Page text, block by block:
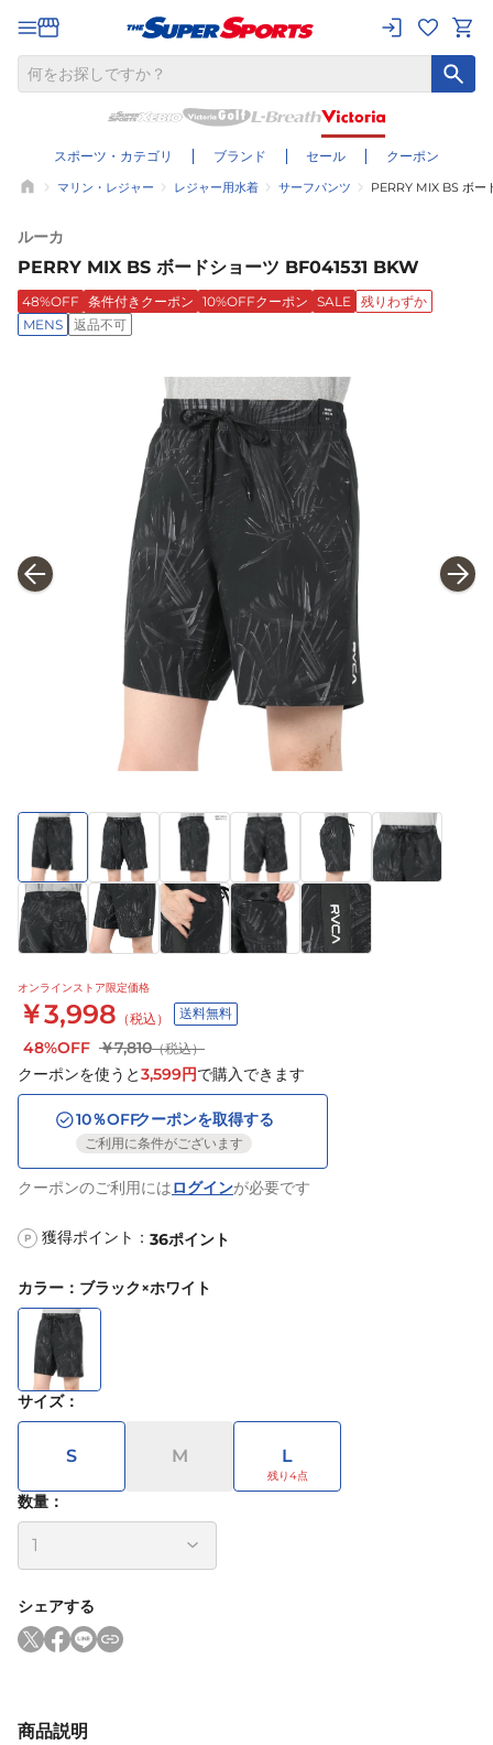
スポーツ・カテゴリ ブランド セール クーポン
マリン・レジャー レジャー用水着 サーフパンツ PERRY MIX BS ボー
ルーカ
PERRY MIX BS ボードショーツ BF041531 BKW
48%OFF 条件付きクーポン 10%OFFクーポン SALE
残りわずか
MENS
返品不可
オンラインストア限定価格
￥3,998 （税込） 送料無料
48%OFF ￥7,810（税込）
クーポンを使うと3,599円で購入できます
10％OFFクーポンを取得する
ご利用に条件がございます
クーポンのご利用にはログインが必要です
P 獲得ポイント： 36ポイント
カラー ： ブラック×ホワイト
サイズ：
S M L
数量：
シェアする
商品説明